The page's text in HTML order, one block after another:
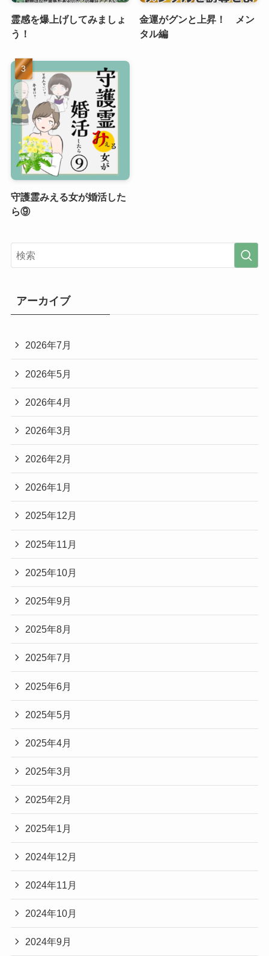
霊感を爆上げしてみましょ
う！
金運がグンと上昇！ メン
タル編
守護霊みえる女が婚活した
ら⑨
アーカイブ
2026年7月
2026年5月
2026年4月
2026年3月
2026年2月
2026年1月
2025年12月
2025年11月
2025年10月
2025年9月
2025年8月
2025年7月
2025年6月
2025年5月
2025年4月
2025年3月
2025年2月
2025年1月
2024年12月
2024年11月
2024年10月
2024年9月